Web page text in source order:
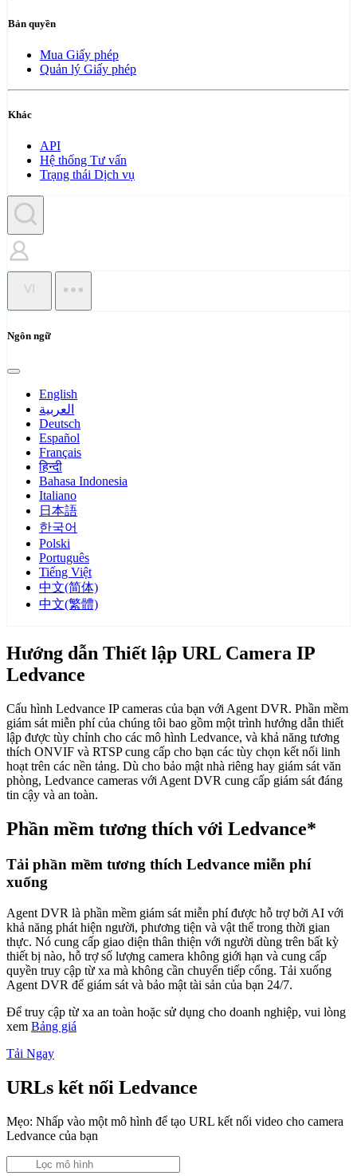
Bản quyền
Mua Giấy phép
Quản lý Giấy phép
Khác
API
Hệ thống Tư vấn
Trạng thái Dịch vụ
VI
Ngôn ngữ
English
العربية
Deutsch
Español
Français
हिन्दी
Bahasa Indonesia
Italiano
日本語
한국어
Polski
Português
Tiếng Việt
中文(简体)
中文(繁體)
Hướng dẫn Thiết lập URL Camera IP
Ledvance
Cấu hình Ledvance IP cameras của bạn với Agent DVR. Phần mềm
giám sát miễn phí của chúng tôi bao gồm một trình hướng dẫn thiết
lập được tùy chỉnh cho các mô hình Ledvance, và khả năng tương
thích ONVIF và RTSP cung cấp cho bạn các tùy chọn kết nối linh
hoạt trên các nền tảng. Dù cho bảo mật nhà riêng hay giám sát văn
phòng, Ledvance cameras với Agent DVR cung cấp giám sát đáng
tin cậy và an toàn.
Phần mềm tương thích với Ledvance*
Tải phần mềm tương thích Ledvance miễn phí
xuống
Agent DVR là phần mềm giám sát miễn phí được hỗ trợ bởi AI với
khả năng phát hiện người, phương tiện và vật thể trong thời gian
thực. Nó cung cấp giao diện thân thiện với người dùng trên bất kỳ
thiết bị nào, hỗ trợ số lượng camera không giới hạn và cung cấp
quyền truy cập từ xa mà không cần chuyển tiếp cổng. Tải xuống
Agent DVR để giám sát và bảo mật tài sản của bạn 24/7.
Để truy cập từ xa an toàn hoặc sử dụng cho doanh nghiệp, vui lòng
xem Bảng giá
Tải Ngay
URLs kết nối Ledvance
Mẹo: Nhấp vào một mô hình để tạo URL kết nối video cho camera
Ledvance của bạn